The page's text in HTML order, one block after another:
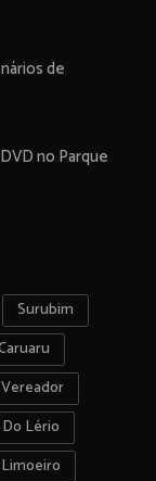
de
no Parque
Surubim
Vereador
Lério
Limoeiro